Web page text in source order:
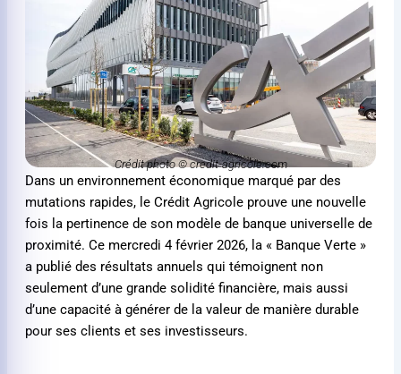
Crédit photo © credit-agricole.com
Dans un environnement économique marqué par des
mutations rapides, le Crédit Agricole prouve une nouvelle
fois la pertinence de son modèle de banque universelle de
proximité. Ce mercredi 4 février 2026, la « Banque Verte »
a publié des résultats annuels qui témoignent non
seulement d’une grande solidité financière, mais aussi
d’une capacité à générer de la valeur de manière durable
pour ses clients et ses investisseurs.